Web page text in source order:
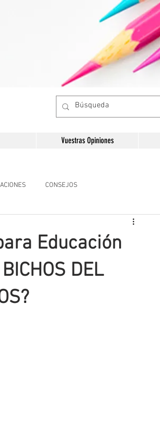
Vuestras Opiniones
CONSEJOS
INTERINOS
AUTORES MATERIAL PREMIUM
APLICACIONES
Educación
DEL